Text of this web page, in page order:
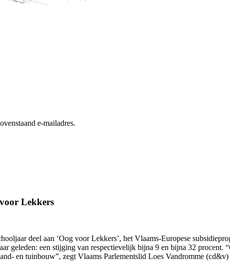
e-mailadres.
Lekkers
deel aan ‘Oog voor Lekkers’, het Vlaams-Europese
geleden: een stijging van respectievelijk bijna 9 en bijna 32 procent.
en tuinbouw”, zegt Vlaams Parlementslid Loes Vandromme (cd&v)